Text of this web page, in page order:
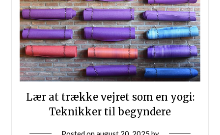
Lær at trække vejret som en yogi:
Teknikker til begyndere